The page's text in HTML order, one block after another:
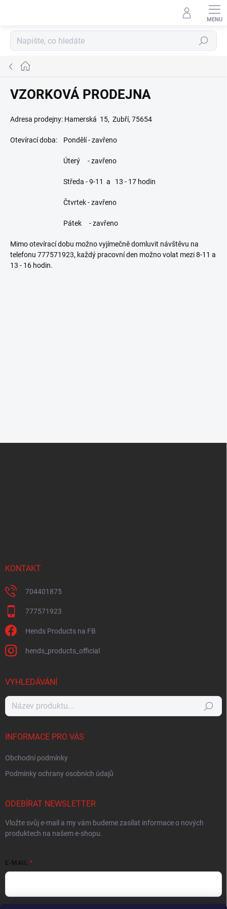
Hledat
Domů
VZORKOVÁ PRODEJNA
Adresa prodejny: Hamerská 15, Zubří, 75654
Otevírací doba: Pondělí - zavřeno
Úterý - zavřeno
Středa - 9-11 a 13 - 17 hodin
Čtvrtek - zavřeno
Pátek - zavřeno
Mimo otevírací dobu možno vyjímečně domluvit návštěvu na
telefonu 777571923, každý pracovní den možno volat mezi 8-11 a
13 - 16 hodin.
KONTAKT
704401875
777571923
Hends Products na FB
hends_products_official
VYHLEDÁVÁNÍ
Hledat
INFORMACE PRO VÁS
Obchodní podmínky
Podmínky ochrany osobních údajů
ODEBÍRAT NEWSLETTER
Vložte svůj e-mail a my vám budeme zasílat informace o nových
produktech na našem e-shopu.
E-MAIL